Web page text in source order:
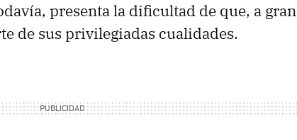
presenta la dificultad de que, a gran
de sus privilegiadas cualidades.